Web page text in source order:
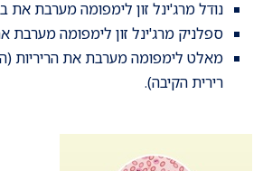
נודל מרג'ינל זון לימפומה מערבת את
ספלניק מרג'ינל זון לימפומה מערבת
מאלט לימפומה מערבת את הריריות
רירית הקיבה).